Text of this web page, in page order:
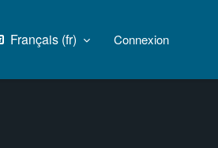
Français ‎(fr)‎ Connexion